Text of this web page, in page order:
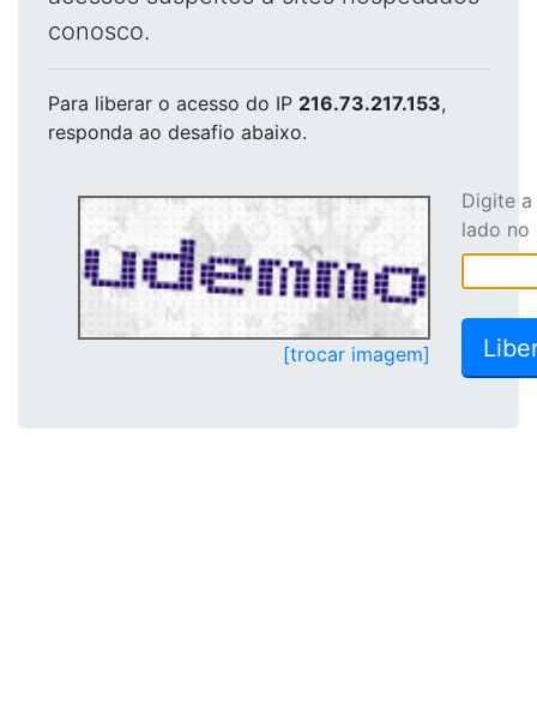
conosco.
Para liberar o acesso do IP 216.73.217.153,
responda ao desafio abaixo.
[trocar imagem]
Digite
lado no